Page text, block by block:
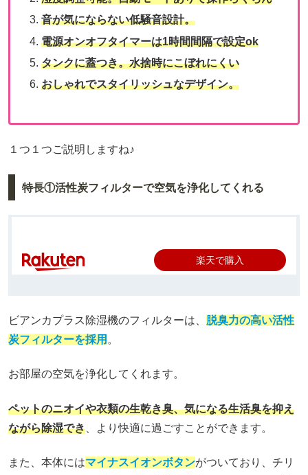
音が気にならない低騒音設計。
電源オンオフタイマーは1時間間隔で設定ok
タンクに蓋つき。水捨時にこぼれにくい
おしゃれでスタイリッシュなデザイン。
１つ１つご説明しますね♪
特長①活性炭フィルターで空気を浄化してくれる
楽天で購入
ビアンカプラス除湿機のフィルターは、 脱臭力の高い活性
炭フィルターを採用 。
お部屋の空気を浄化してくれます。
ペットのニオイや衣類の生乾き臭、気になる生活臭を抑え
ながら除湿でき 、より快適に過ごすことができます。
また、本体にはマイナスイオンボタンがついており、チリ